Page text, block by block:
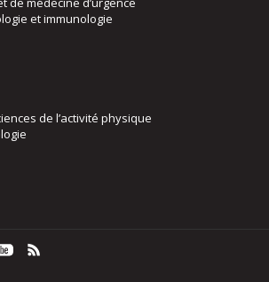
et immunologie
de l’activité physique